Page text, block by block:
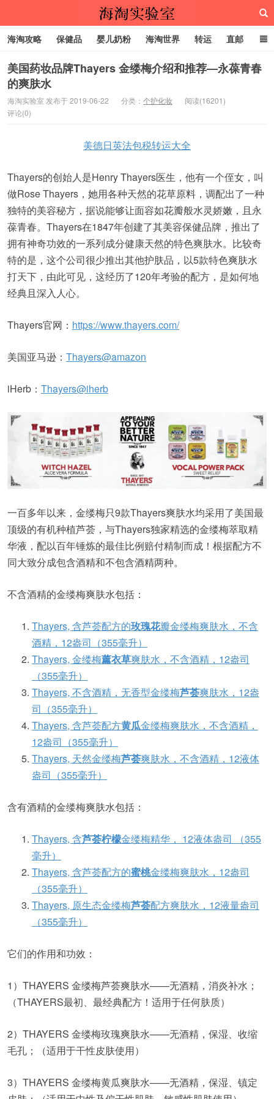
海淘实验室
海淘攻略 保健品 婴儿奶粉 海淘世界 转运 直邮
代购服务
美国药妆品牌Thayers 金缕梅介绍和推荐—永葆青春
的爽肤水
海淘实验室 发布于 2019-06-22 分类： 个护化妆
阅读(16201)
评论(0)
美德日英法包税转运大全
Thayers的创始人是Henry Thayers医生，他有一个侄女，叫
做Rose Thayers，她用各种天然的花草原料，调配出了一种
独特的美容秘方，据说能够让面容如花瓣般水灵娇嫩，且永
葆青春。Thayers在1847年创建了其美容保健品牌，推出了
拥有神奇功效的一系列成分健康天然的特色爽肤水。比较奇
特的是，这个公司很少推出其他护肤品，以5款特色爽肤水
打天下，由此可见，这经历了120年考验的配方，是如何地
经典且深入人心。
Thayers官网： https://www.thayers.com/
美国亚马逊： Thayers@amazon
iHerb： Thayers@iherb
一百多年以来，金缕梅只9款Thayers爽肤水均采用了美国最
顶级的有机种植芦荟，与Thayers独家精选的金缕梅萃取精
华液，配以百年锤炼的最佳比例赔付精制而成！根据配方不
同大致分成包含酒精和不包含酒精两种。
不含酒精的金缕梅爽肤水包括：
Thayers, 含芦荟配方的玫瑰花瓣金缕梅爽肤水，不含
酒精，12盎司（355毫升）
Thayers, 金缕梅薰衣草爽肤水，不含酒精，12盎司
（355毫升）
Thayers, 不含酒精，无香型金缕梅芦荟爽肤水，12盎
司（355毫升）
Thayers, 含芦荟配方黄瓜金缕梅爽肤水，不含酒精，
12盎司（355毫升）
Thayers, 天然金缕梅芦荟爽肤水，不含酒精，12液体
盎司（355毫升）
含有酒精的金缕梅爽肤水包括：
Thayers, 含芦荟柠檬金缕梅精华， 12液体盎司 （355
毫升）
Thayers, 含芦荟配方的蜜桃金缕梅爽肤水，12盎司
（355毫升）
Thayers, 原生态金缕梅芦荟配方爽肤水，12液量盎司
（355毫升）
它们的作用和功效：
1）THAYERS 金缕梅芦荟爽肤水——无酒精，消炎补水；
（THAYERS最初、最经典配方！适用于任何肤质）
2）THAYERS 金缕梅玫瑰爽肤水——无酒精，保湿、收缩
毛孔；（适用于干性皮肤使用）
3）THAYERS 金缕梅黄瓜爽肤水——无酒精，保湿、镇定